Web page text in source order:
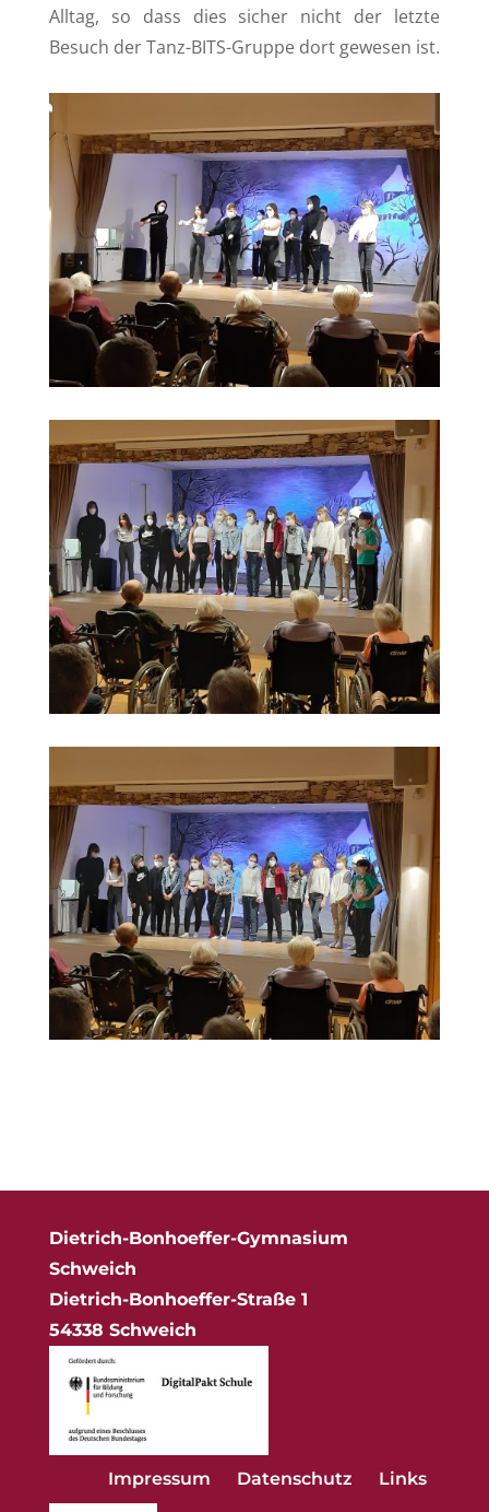
Alltag, so dass dies sicher nicht der letzte
Besuch der Tanz-BITS-Gruppe dort gewesen ist.
Dietrich-Bonhoeffer-Gymnasium
Schweich
Dietrich-Bonhoeffer-Straße 1
54338 Schweich
Impressum Datenschutz Links